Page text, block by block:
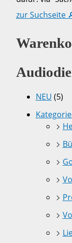
zur Suchseite
NEU (5)